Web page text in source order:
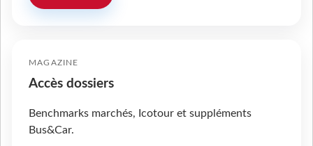
MAGAZINE
Accès dossiers
Benchmarks marchés, Icotour et suppléments
Bus&Car.